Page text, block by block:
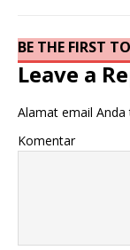
BE THE FIRST
Leave a
Alamat email Anda
Komentar